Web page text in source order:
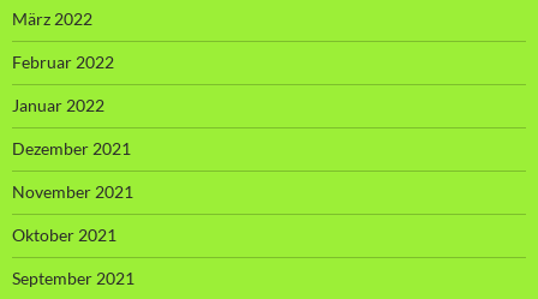
März 2022
Februar 2022
Januar 2022
Dezember 2021
November 2021
Oktober 2021
September 2021